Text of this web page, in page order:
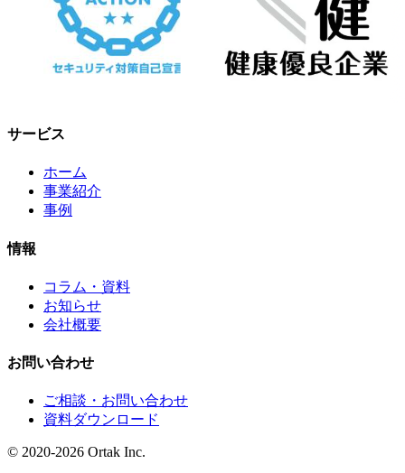
サービス
ホーム
事業紹介
事例
情報
コラム・資料
お知らせ
会社概要
お問い合わせ
ご相談・お問い合わせ
資料ダウンロード
© 2020-2026 Ortak Inc.